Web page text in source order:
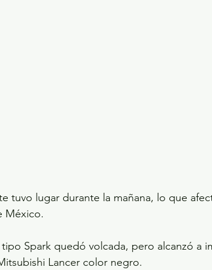
tuvo lugar durante la mañana, lo que
México.
Spark quedó volcada, pero alcanzó a
Lancer color negro.